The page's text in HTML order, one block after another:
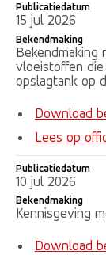
Publicatiedatum
15 jul 2026
Bekendmaking
Bekendmaking
vloeistoffen
opslagtank op
Download
Lees op
Publicatiedatum
10 jul 2026
Bekendmaking
Kennisgeving
Download